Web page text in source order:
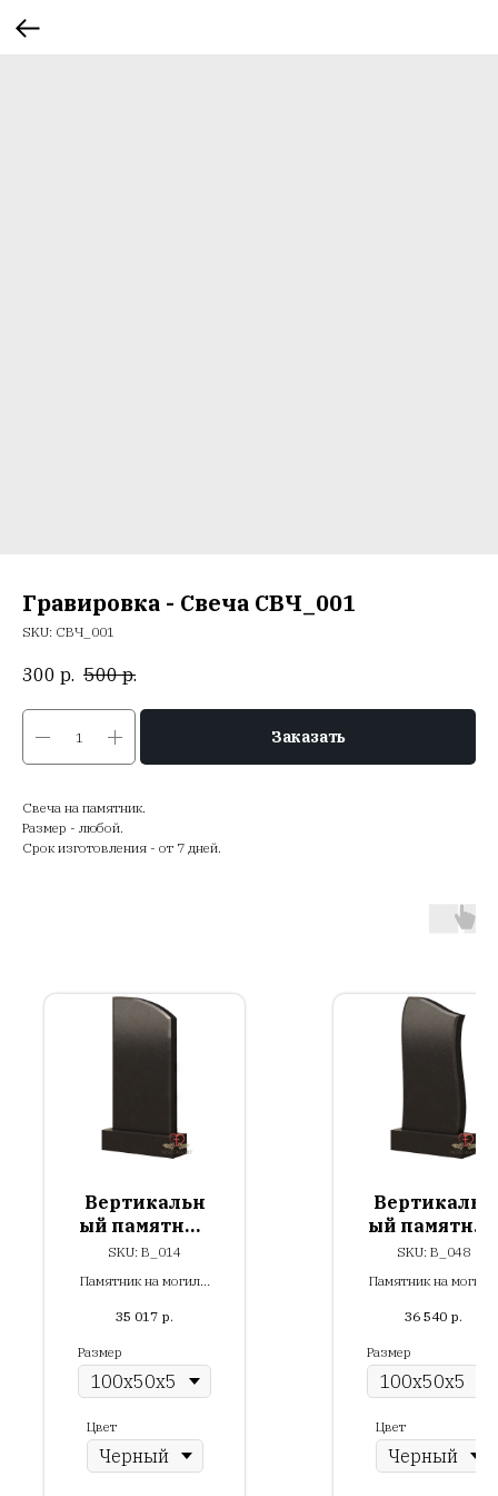
Гравировка - Свеча СВЧ_001
SKU: СВЧ_001
300 р. 500 р.
Заказать
Свеча на памятник.
Размер - любой.
Срок изготовления - от 7 дней.
Вертикальн
ый памятник
- В_014
SKU: В_014
Памятник на могилу.
35 017 р.
Размер
Цвет
Вертикальн
ый памятник
- В_048
SKU: В_048
Памятник на могилу.
36 540 р.
Размер
Цвет